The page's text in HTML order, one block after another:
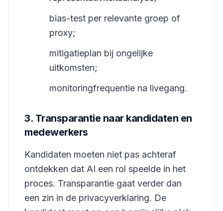
bias-test per relevante groep of
proxy;
mitigatieplan bij ongelijke
uitkomsten;
monitoringfrequentie na livegang.
3. Transparantie naar kandidaten en
medewerkers
Kandidaten moeten niet pas achteraf
ontdekken dat AI een rol speelde in het
proces. Transparantie gaat verder dan
een zin in de privacyverklaring. De